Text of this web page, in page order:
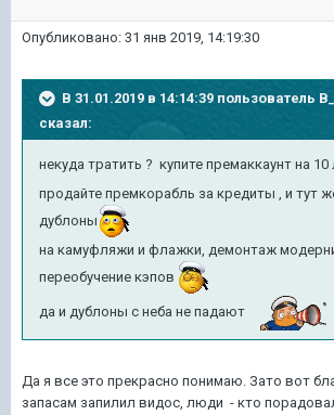
Опубликовано: 31 янв 2019, 14:19:30
В 31.01.2019 в 14:14:39 пользователь
сказал:
некуда тратить ? купите премаккаунт на 10
продайте премкорабль за кредиты , и тут
дублоны
на камуфляжи и флажки, демонтаж
переобучение кэпов
да и дублоны с неба не падают
Да я все это прекрасно понимаю. Зато вот
запасам запилил видос, люди - кто